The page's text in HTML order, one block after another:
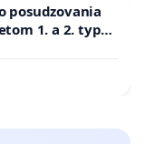
posudzovania
1. a 2. typu